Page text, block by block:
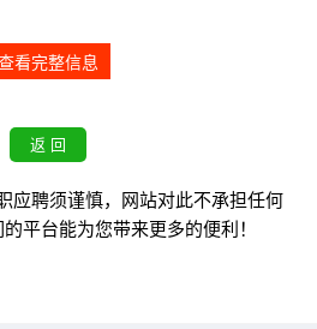
看完整信息
应聘须谨慎，网站对此不承担任何
平台能为您带来更多的便利！